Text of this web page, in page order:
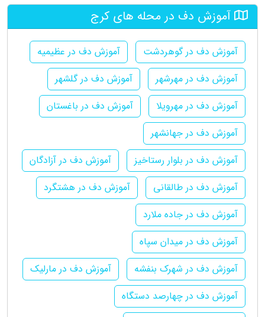
آموزش دف در محله های کرج
آموزش دف در گوهردشت
آموزش دف در عظیمیه
آموزش دف در مهرشهر
آموزش دف در گلشهر
آموزش دف در مهرویلا
آموزش دف در باغستان
آموزش دف در جهانشهر
آموزش دف در بلوار رستاخیز
آموزش دف در آزادگان
آموزش دف در طالقانی
آموزش دف در هشتگرد
آموزش دف در جاده ملارد
آموزش دف در میدان سپاه
آموزش دف در شهرک بنفشه
آموزش دف در مارلیک
آموزش دف در چهارصد دستگاه